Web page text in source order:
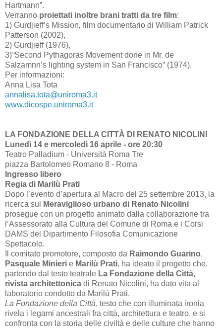
Hartmann”.
Verranno proiettati inoltre brani tratti da tre film:
1) Gurdjieff’s Mission, film documentario di William Patrick
Patterson (2002),
2) Gurdjieff (1976),
3)“Second Pythagoras Movement done in Mr. de
Salzamnn’s lighting system in San Francisco” (1974).
Per informazioni:
Anna Lisa Tota
annalisa.tota@uniroma3.it
www.dicospe.uniroma3.it
LA FONDAZIONE DELLA CITTÀ DI RENATO NICOLINI
Lunedì 14 e mercoledì 16 aprile - ore 20:30
Teatro Palladium - Università Roma Tre
piazza Bartolomeo Romano 8 - Roma
Ingresso libero
Regia di Marilù Prati
Dopo l’evento d’apertura al Macro del 25 settembre 2013, la
ricerca sul
Meraviglioso urbano di Renato Nicolini
prosegue con un progetto animato dalla collaborazione tra
l’Assessorato alla Cultura del Comune di Roma e i Corsi
DAMS del Dipartimento Filosofia Comunicazione
Spettacolo.
Il comitato promotore, composto da Raimondo Guarino,
Pasquale Minieri e Marilù Prati, ha ideato il progetto che,
partendo dal testo teatrale La Fondazione della Città,
rivista architettonica di Renato Nicolini, ha dato vita al
laboratorio condotto da Marilù Prati.
La Fondazione della Città, testo che con illuminata ironia
rivela i legami ancestrali fra città, architettura e teatro, e si
confronta con la storia delle civiltà e delle culture che hanno